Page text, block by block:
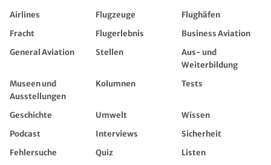
Airlines Flugzeuge
Flughäfen
Fracht
Flugerlebnis
Business Aviation
General Aviation
Stellen
Aus- und
Weiterbildung
Museen und
Ausstellungen
Kolumnen Tests
Geschichte Umwelt
Wissen
Podcast
Interviews
Sicherheit
Fehlersuche
Quiz
Listen